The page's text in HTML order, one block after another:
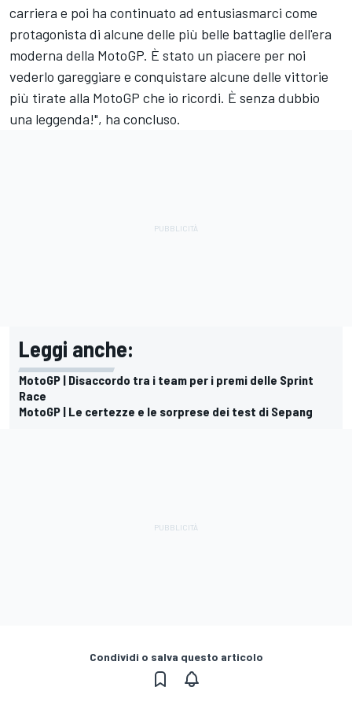
carriera e poi ha continuato ad entusiasmarci come
protagonista di alcune delle più belle battaglie dell'era
moderna della MotoGP. È stato un piacere per noi
vederlo gareggiare e conquistare alcune delle vittorie
più tirate alla MotoGP che io ricordi. È senza dubbio
una leggenda!", ha concluso.
Leggi anche:
MotoGP | Disaccordo tra i team per i premi delle Sprint
Race
MotoGP | Le certezze e le sorprese dei test di Sepang
Condividi o salva questo articolo